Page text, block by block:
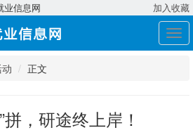
业信息网 加入收藏
展
开
正文
拼，研途终上岸！